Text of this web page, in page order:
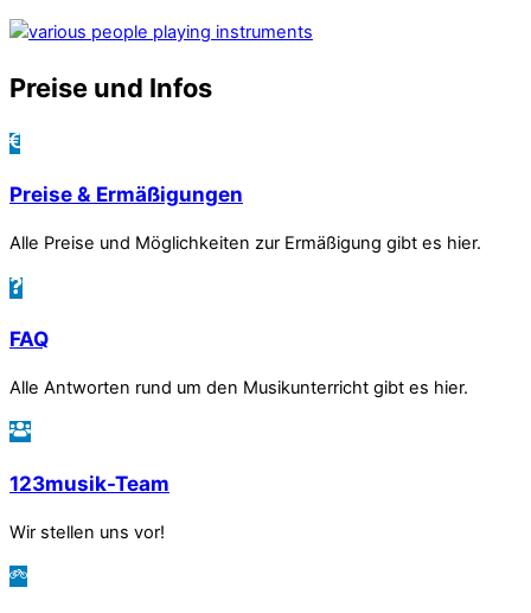
Preise und Infos
Preise & Ermäßigungen
Alle Preise und Möglichkeiten zur Ermäßigung gibt es hier.
FAQ
Alle Antworten rund um den Musikunterricht gibt es hier.
123musik-Team
Wir stellen uns vor!